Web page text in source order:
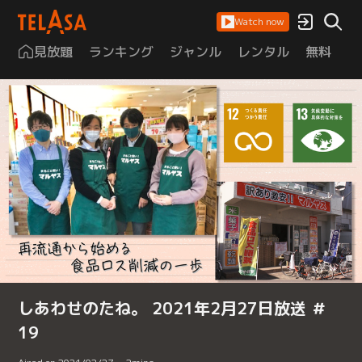
Watch now
見放題 ランキング ジャンル レンタル 無料
しあわせのたね。 2021年2月27日放送 ＃
19